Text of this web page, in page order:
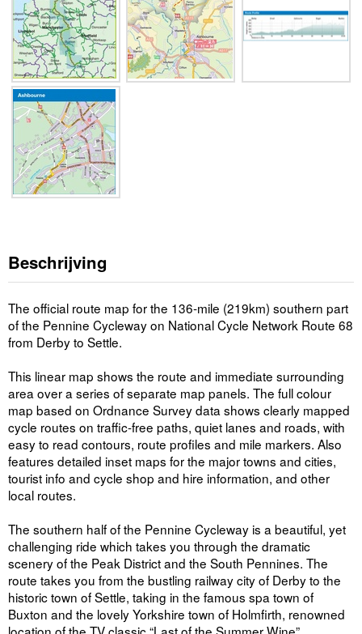
Beschrijving
The official route map for the 136-mile (219km) southern part
of the Pennine Cycleway on National Cycle Network Route 68
from Derby to Settle.
This linear map shows the route and immediate surrounding
area over a series of separate map panels. The full colour
map based on Ordnance Survey data shows clearly mapped
cycle routes on traffic-free paths, quiet lanes and roads, with
easy to read contours, route profiles and mile markers. Also
features detailed inset maps for the major towns and cities,
tourist info and cycle shop and hire information, and other
local routes.
The southern half of the Pennine Cycleway is a beautiful, yet
challenging ride which takes you through the dramatic
scenery of the Peak District and the South Pennines. The
route takes you from the bustling railway city of Derby to the
historic town of Settle, taking in the famous spa town of
Buxton and the lovely Yorkshire town of Holmfirth, renowned